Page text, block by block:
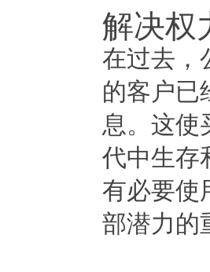
解决权
在过去，
的客户已
息。这使
代中生存
有必要使
部潜力的